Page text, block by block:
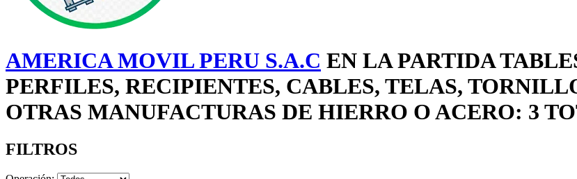
AMERICA MOVIL PERU S.A.C EN LA PARTIDA
PERFILES, RECIPIENTES, CABLES, TELAS,
OTRAS MANUFACTURAS DE HIERRO O ACERO: 3
FILTROS